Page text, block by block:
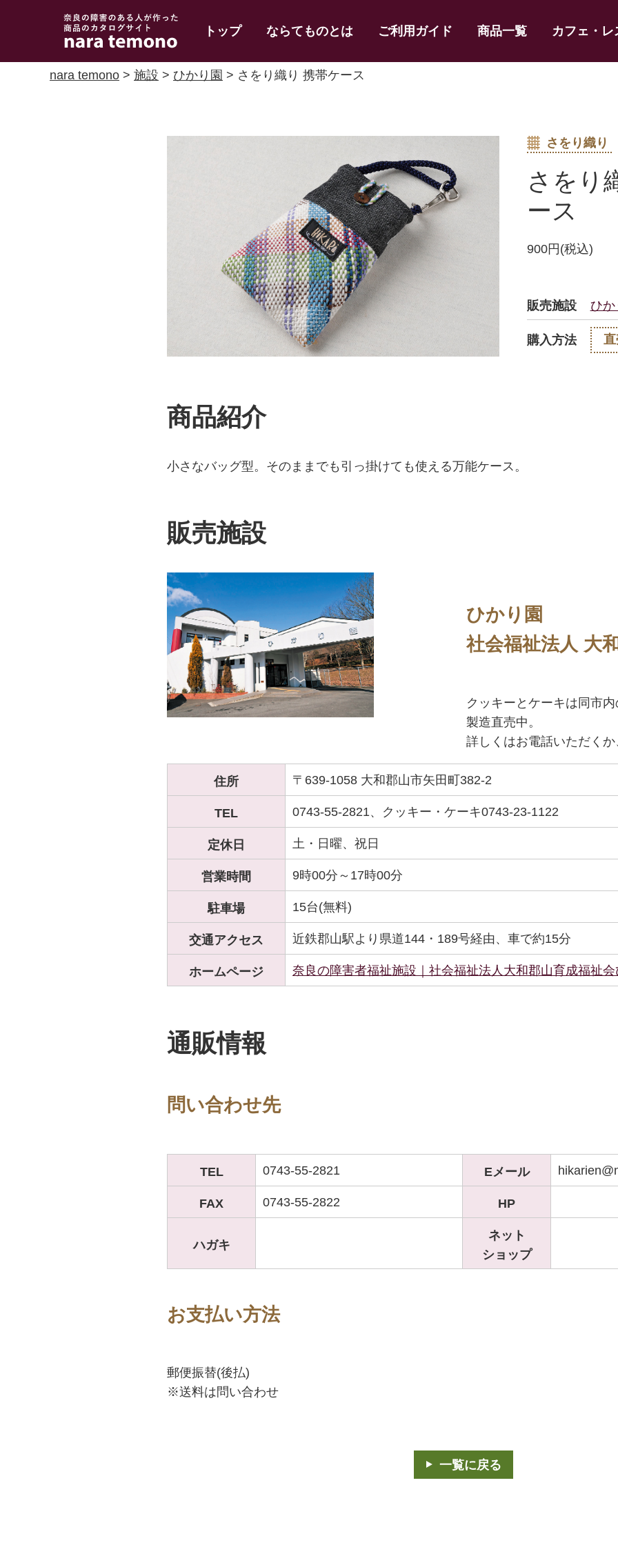
奈良で障害のある人
の手作り商品 nara
temono
トップ ならてものとは ご利用ガイド 商品一覧 カフェ・
nara temono > 施設 > ひかり園 > さをり織り 携帯ケース
さをり織り
さをり
ース
900円(税込)
販売施設 ひか
購入方法
商品紹介
小さなバッグ型。そのままでも引っ掛けても使える万能ケース。
販売施設
ひかり園
社会福祉法人 大
クッキーとケーキは同市
製造直売中。
詳しくはお電話いただく
住所 〒639-1058 大和郡山市矢田町382-2
TEL 0743-55-2821、クッキー・ケーキ0743-23-1122
定休日 土・日曜、祝日
営業時間 9時00分～17時00分
駐車場 15台(無料)
交通アクセス 近鉄郡山駅より県道144・189号経由、車で約15分
ホームページ 奈良の障害者福祉施設｜社会福祉法人大和郡山育成福祉
通販情報
問い合わせ先
TEL 0743-55-2821 Eメール
FAX 0743-55-2822 HP
ハガキ
ネット
ショップ
お支払い方法
郵便振替(後払)
※送料は問い合わせ
一覧に戻る